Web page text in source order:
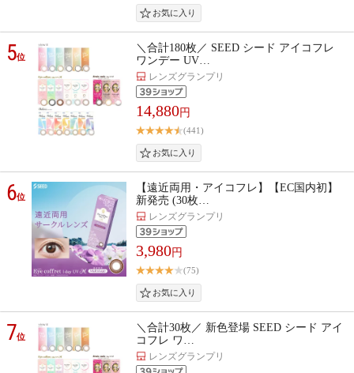
5位
＼合計180枚／ SEED シード アイコフレ
ワンデー UV…
レンズグランプリ
14,880円
(441)
6位
【遠近両用・アイコフレ】【EC国内初】
新発売 (30枚…
レンズグランプリ
3,980円
(75)
7位
＼合計30枚／ 新色登場 SEED シード アイ
コフレ ワ…
レンズグランプリ